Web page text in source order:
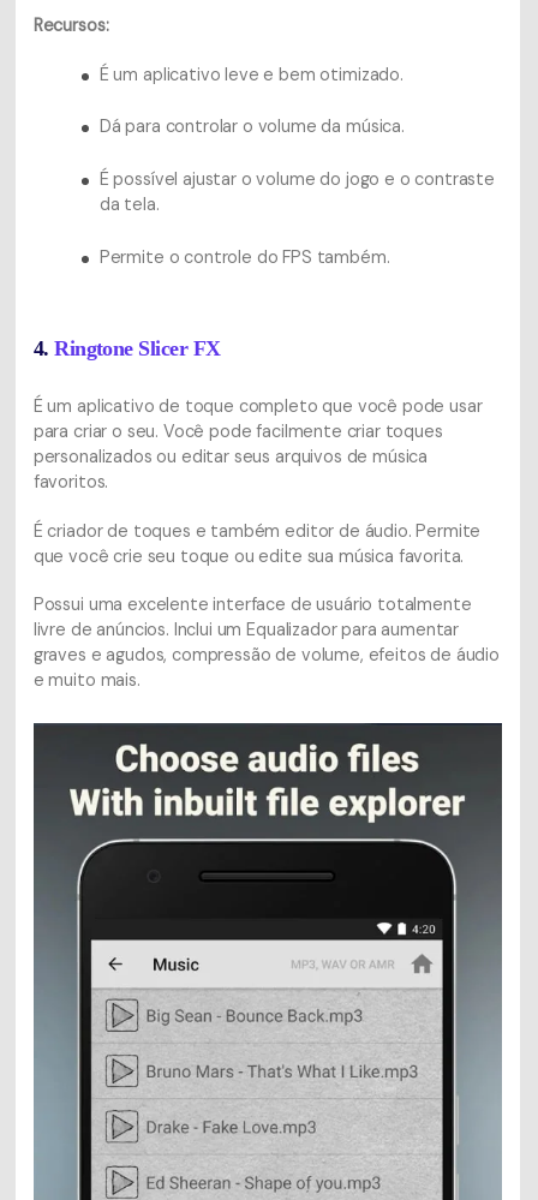
Recursos:
É um aplicativo leve e bem otimizado.
Dá para controlar o volume da música.
É possível ajustar o volume do jogo e o contraste
da tela.
Permite o controle do FPS também.
4. Ringtone Slicer FX
É um aplicativo de toque completo que você pode usar
para criar o seu. Você pode facilmente criar toques
personalizados ou editar seus arquivos de música
favoritos.
É criador de toques e também editor de áudio. Permite
que você crie seu toque ou edite sua música favorita.
Possui uma excelente interface de usuário totalmente
livre de anúncios. Inclui um Equalizador para aumentar
graves e agudos, compressão de volume, efeitos de áudio
e muito mais.